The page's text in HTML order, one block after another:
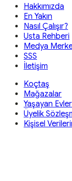
Hakkımızda
En Yakın
Nasıl Çalışır?
Usta Rehberi
Medya
SSS
İletişim
Koçtaş
Mağazalar
Yaşayan
Üyelik
Kişisel